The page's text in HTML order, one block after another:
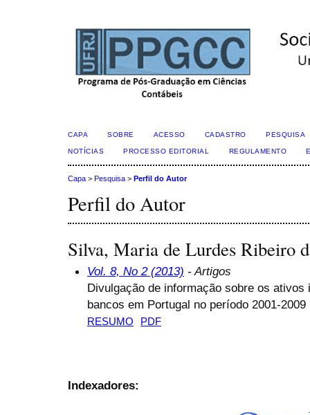
CAPA SOBRE ACESSO CADASTRO PESQUISA
NOTÍCIAS PROCESSO EDITORIAL REGULAMENTO
Capa > Pesquisa > Perfil do Autor
Perfil do Autor
Silva, Maria de Lurdes Ribeiro
Vol. 8, No 2 (2013) - Artigos
Divulgação de informação sobre os
bancos em Portugal no período 2001-2009
RESUMO PDF
Indexadores: